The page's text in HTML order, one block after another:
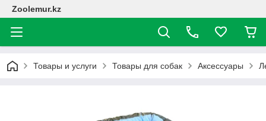
Zoolemur.kz
Товары и услуги Товары для собак Аксессуары